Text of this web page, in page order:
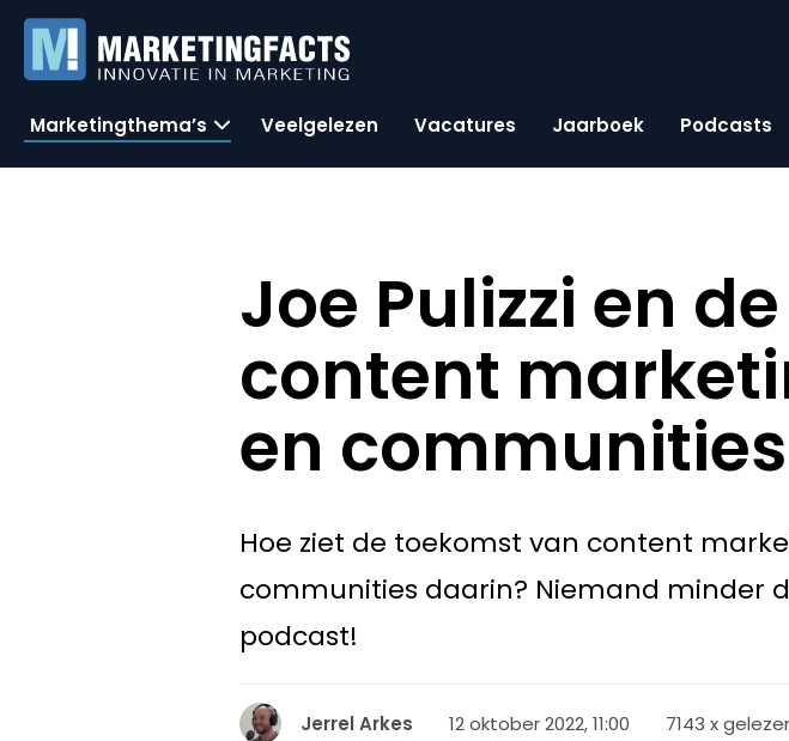
Marketingthema’s Veelgelezen Vacatures Jaarboek Podcasts
Joe Pulizzi en
content
en communities
Hoe ziet de toekomst van content
communities daarin? Niemand minder
podcast!
Jerrel Arkes 12 oktober 2022, 11:00 7143 x